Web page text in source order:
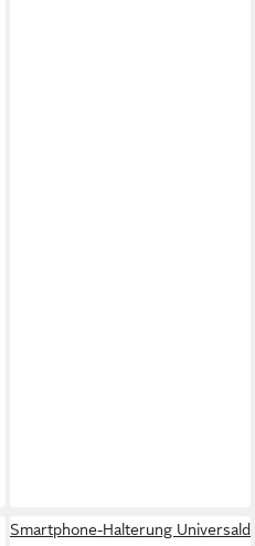
Smartphone-Halterung Universald